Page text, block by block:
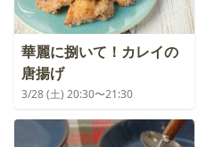
華麗に捌いて！カレイの
唐揚げ
3/28 (土) 20:30〜21:30